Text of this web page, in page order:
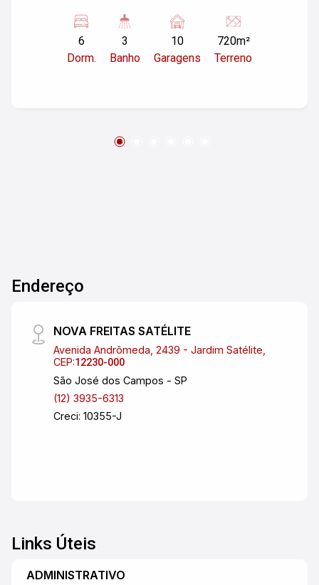
Não perca a oportunidade de adquirir essa
incrível casa com amplos espaços, localizada
em um dos bairros mais valorizados de
6
Dorm.
3
Banho
10
Garagens
720m²
Terreno
Endereço
NOVA FREITAS SATÉLITE
Avenida Andrômeda, 2439 - Jardim Satélite,
CEP:12230-000
São José dos Campos - SP
(12) 3935-6313
Creci: 10355-J
Links Úteis
ADMINISTRATIVO